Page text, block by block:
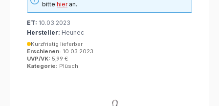
bittehieran.
ET: 10.03.2023
Hersteller: Heunec
Kurzfristig lieferbar
Erschienen: 10.03.2023
UVP/VK: 5,99 €
Kategorie: Plüsch